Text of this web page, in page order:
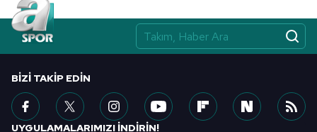
BIZI TAKIP EDIN
UYGULAMALARIMIZI İNDİRİN!